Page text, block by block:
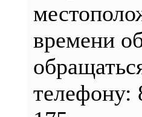
времени
телефону: